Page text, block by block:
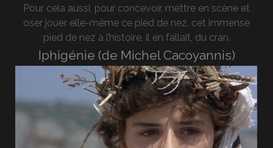
Pour cela aussi, pour concevoir, mettre en scène et
oser jouer elle-même ce pied de nez, cet immense
pied de nez à l’histoire, il en fallait, du cran.
Iphigénie (de Michel Cacoyannis)